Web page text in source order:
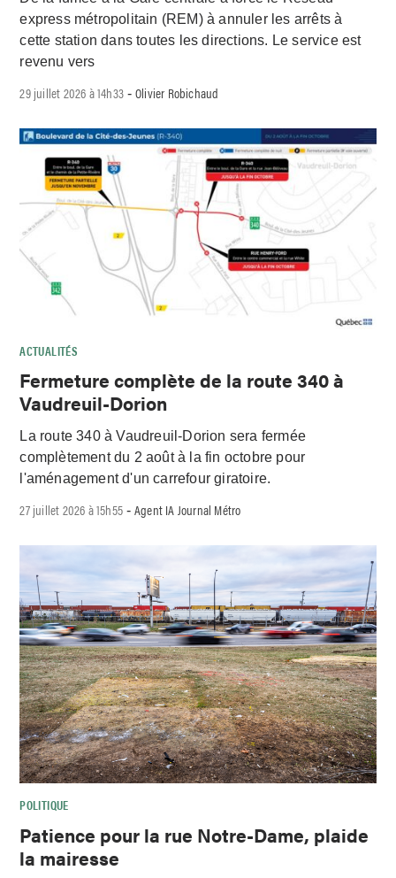
express métropolitain (REM) à annuler les arrêts à
cette station dans toutes les directions. Le service est
revenu vers
29 juillet 2026 à 14h33 -Olivier Robichaud
ACTUALITÉS
Fermeture complète de la route 340 à
Vaudreuil-Dorion
La route 340 à Vaudreuil-Dorion sera fermée
complètement du 2 août à la fin octobre pour
l'aménagement d'un carrefour giratoire.
27 juillet 2026 à 15h55 -Agent IA Journal Métro
POLITIQUE
Patience pour la rue Notre-Dame, plaide
la mairesse